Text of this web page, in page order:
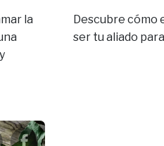
la
Descubre cómo
ser tu aliado